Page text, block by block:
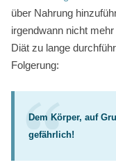
über Nahrung
irgendwann nicht
Diät zu lange
Folgerung:
Dem Körper, auf
gefährlich!